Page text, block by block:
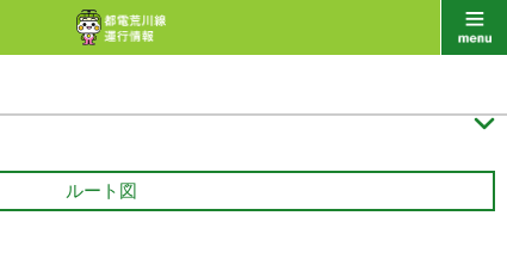

ルート図